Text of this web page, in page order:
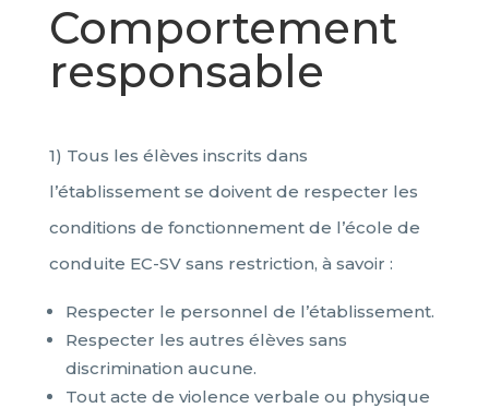
Comportement
responsable
1) Tous les élèves inscrits dans
l’établissement se doivent de respecter les
conditions de fonctionnement de l’école de
conduite EC-SV sans restriction, à savoir :
Respecter le personnel de l’établissement.
Respecter les autres élèves sans
discrimination aucune.
Tout acte de violence verbale ou physique